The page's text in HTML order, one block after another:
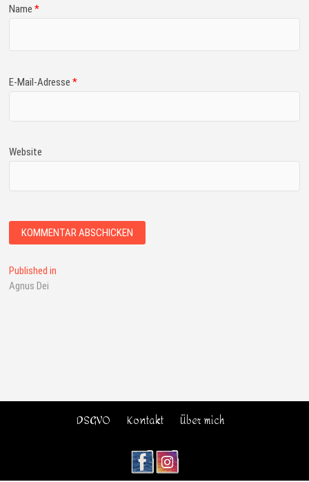
Name*
E-Mail-Adresse*
Website
Published in
Agnus Dei
DSGVO Kontakt Über mich